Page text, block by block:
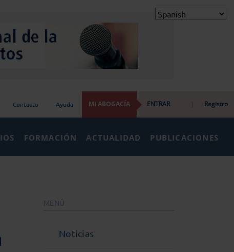
Contacto Ayuda MI ABOGACÍA ENTRAR | Registro
FORMACIÓN ACTUALIDAD PUBLICACIONES
MENÚ
Noticias